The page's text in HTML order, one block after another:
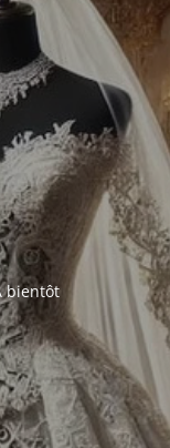
bientôt